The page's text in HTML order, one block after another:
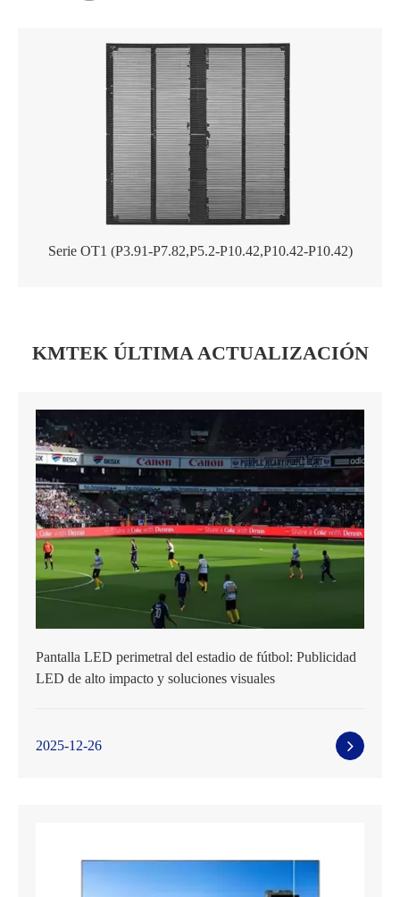
Serie OT1 (P3.91-P7.82,P5.2-P10.42,P10.42-P10.42)
KMTEK ÚLTIMA ACTUALIZACIÓN
Pantalla LED perimetral del estadio de fútbol: Publicidad
LED de alto impacto y soluciones visuales
2025-12-26